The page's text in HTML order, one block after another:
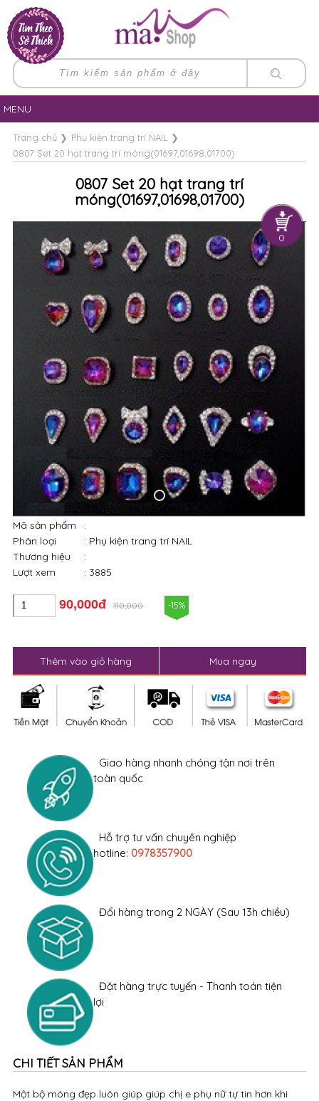
0
MENU
Trang chủ❯ Phụ kiện trang trí NAIL
❯
0807 Set 20 hạt trang trí móng(01697,01698,01700)
0807 Set 20 hạt trang trí
móng(01697,01698,01700)
Mã sản phẩm
:
Phân loại
: Phụ kiện trang trí NAIL
Thương hiệu
:
Lượt xem
: 3885
90,000đ 110,000 -15%
Thêm vào giỏ hàng Mua ngay
Giao hàng nhanh chóng tận nơi trên
toàn quốc
Hỗ trợ tư vấn chuyên nghiệp
hotline: 0978357900
Đổi hàng trong 2 NGÀY (Sau 13h chiều)
Đặt hàng trực tuyến - Thanh toán tiện
lợi
CHI TIẾT SẢN PHẨM
Một bộ móng đẹp luôn giúp giúp chị e phụ nữ tự tin hơn khi